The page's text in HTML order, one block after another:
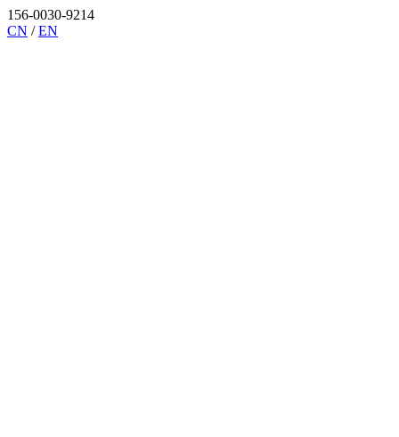
156-0030-9214
CN /EN